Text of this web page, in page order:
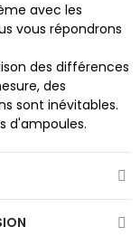
avec les
vous répondrons
des différences
des
sont inévitables.
d'ampoules.